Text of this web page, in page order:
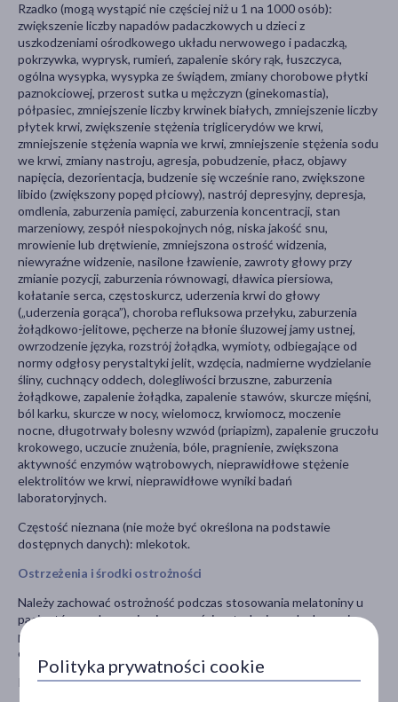
Rzadko (mogą wystąpić nie częściej niż u 1 na 1000 osób):
zwiększenie liczby napadów padaczkowych u dzieci z
uszkodzeniami ośrodkowego układu nerwowego i padaczką,
pokrzywka, wyprysk, rumień, zapalenie skóry rąk, łuszczyca,
ogólna wysypka, wysypka ze świądem, zmiany chorobowe płytki
paznokciowej, przerost sutka u mężczyzn (ginekomastia),
półpasiec, zmniejszenie liczby krwinek białych, zmniejszenie liczby
płytek krwi, zwiększenie stężenia triglicerydów we krwi,
zmniejszenie stężenia wapnia we krwi, zmniejszenie stężenia sodu
we krwi, zmiany nastroju, agresja, pobudzenie, płacz, objawy
napięcia, dezorientacja, budzenie się wcześnie rano, zwiększone
libido (zwiększony popęd płciowy), nastrój depresyjny, depresja,
omdlenia, zaburzenia pamięci, zaburzenia koncentracji, stan
marzeniowy, zespół niespokojnych nóg, niska jakość snu,
mrowienie lub drętwienie, zmniejszona ostrość widzenia,
niewyraźne widzenie, nasilone łzawienie, zawroty głowy przy
zmianie pozycji, zaburzenia równowagi, dławica piersiowa,
kołatanie serca, częstoskurcz, uderzenia krwi do głowy
(„uderzenia gorąca”), choroba refluksowa przełyku, zaburzenia
żołądkowo-jelitowe, pęcherze na błonie śluzowej jamy ustnej,
owrzodzenie języka, rozstrój żołądka, wymioty, odbiegające od
normy odgłosy perystaltyki jelit, wzdęcia, nadmierne wydzielanie
śliny, cuchnący oddech, dolegliwości brzuszne, zaburzenia
żołądkowe, zapalenie żołądka, zapalenie stawów, skurcze mięśni,
ból karku, skurcze w nocy, wielomocz, krwiomocz, moczenie
nocne, długotrwały bolesny wzwód (priapizm), zapalenie gruczołu
krokowego, uczucie znużenia, bóle, pragnienie, zwiększona
aktywność enzymów wątrobowych, nieprawidłowe stężenie
elektrolitów we krwi, nieprawidłowe wyniki badań
laboratoryjnych.
Częstość nieznana (nie może być określona na podstawie
dostępnych danych): mlekotok.
Ostrzeżenia i środki ostrożności
Należy zachować ostrożność podczas stosowania melatoniny u
pacjentów z zaburzeniami czynności wątroby i nerek, depresją,
padaczką oraz zaburzeniami hormonalnymi i układu
odpornościowego.
Palenie papierosów może zmniejszać stężenie melatoniny.
Polityka prywatności cookie